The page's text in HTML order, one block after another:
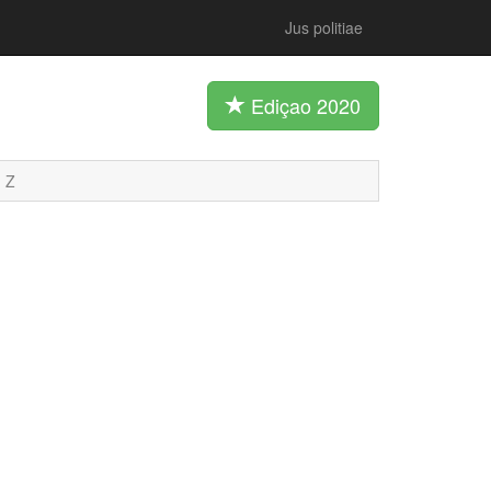
Jus politiae
Ediçao 2020
Z